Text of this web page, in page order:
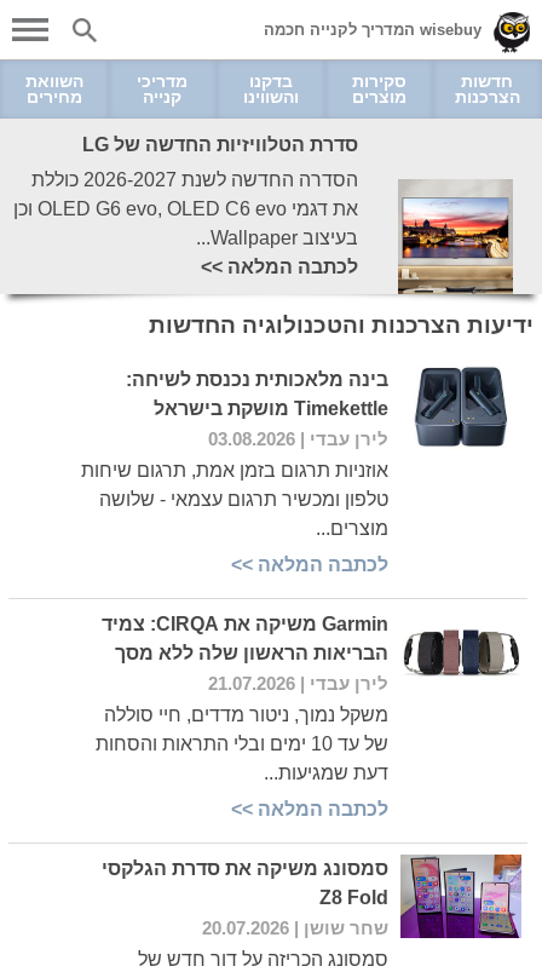
wisebuy המדריך לקנייה חכמה
חדשות
הצרכנות
סקירות
מוצרים
בדקנו
והשווינו
מדריכי
קנייה
השוואת
מחירים
סדרת הטלוויזיות החדשה של LG
הסדרה החדשה לשנת 2026-2027 כוללת
את דגמי OLED G6 evo, OLED C6 evo וכן
בעיצוב Wallpaper...
לכתבה המלאה >>
ידיעות הצרכנות והטכנולוגיה החדשות
בינה מלאכותית נכנסת לשיחה:
Timekettle מושקת בישראל
לירן עבדי | 03.08.2026
אוזניות תרגום בזמן אמת, תרגום שיחות
טלפון ומכשיר תרגום עצמאי - שלושה
מוצרים...
לכתבה המלאה >>
Garmin משיקה את CIRQA: צמיד
הבריאות הראשון שלה ללא מסך
לירן עבדי | 21.07.2026
משקל נמוך, ניטור מדדים, חיי סוללה
של עד 10 ימים ובלי התראות והסחות
דעת שמגיעות...
לכתבה המלאה >>
סמסונג משיקה את סדרת הגלקסי
Z8 Fold
שחר שושן | 20.07.2026
סמסונג הכריזה על דור חדש של